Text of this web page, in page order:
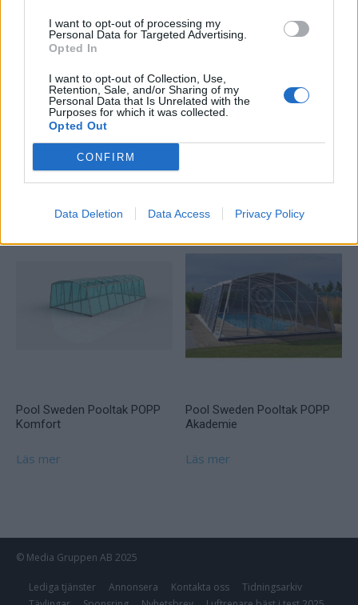
I want to opt-out of processing my
Personal Data for Targeted Advertising.
Opted In
I want to opt-out of Collection, Use,
Retention, Sale, and/or Sharing of my
Personal Data that Is Unrelated with the
Purposes for which it was collected.
Opted Out
CONFIRM
Data Deletion Data Access Privacy Policy
Termatec Universe Neo
Läs mer
Termatec Laguna Neo
Läs mer
Pool Sweden Pooltak POPP
Komfort
Läs mer
Pool Sweden Pooltak POPP
Akademie
Läs mer
© Media Gruppen AB 2025
Lediga tjänster Annonsera Kontakta oss
Tidningsarkiv